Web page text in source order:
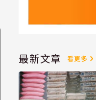
最新文章 看更多